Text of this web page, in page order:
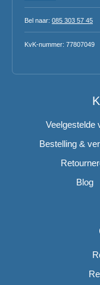
Bel naar: 085 303 57 45
KvK-nummer: 77807049
Veelgestelde
Bestelling &
Blog